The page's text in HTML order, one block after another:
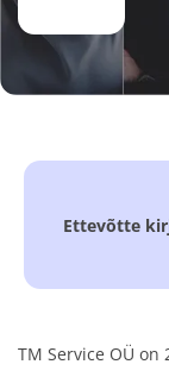
Ettevõtte
TM Service OÜ